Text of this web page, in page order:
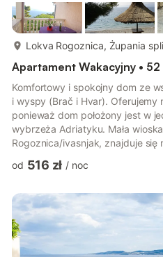
Lokva Rogoznica, Żupania
Apartament Wakacyjny • 52
Komfortowy i spokojny dom ze
i wyspy (Brač i Hvar). Oferujemy
ponieważ dom położony jest w
wybrzeża Adriatyku. Mała
Rogoznica/ivasnjak, znajduje się
starszy niż 1700 lat) i Makarską.
****. - Apartament (2+2)
łóżko 160x200 cm), 1 łazienkę
kuchnię oraz dużą...
od 516 zł / noc